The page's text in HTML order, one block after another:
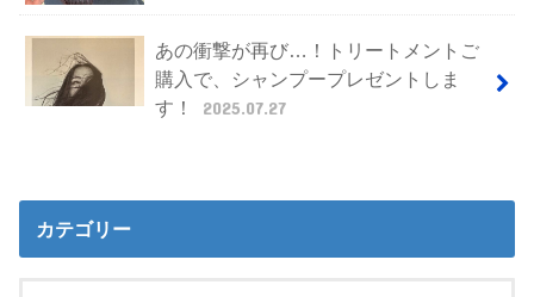
あの衝撃が再び…！トリートメントご
購入で、シャンプープレゼントしま
す！
2025.07.27
カテゴリー